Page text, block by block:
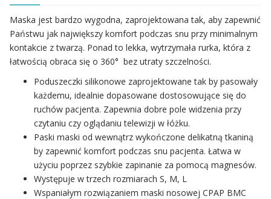
Maska jest bardzo wygodna, zaprojektowana tak, aby zapewnić
Państwu jak największy komfort podczas snu przy minimalnym
kontakcie z twarzą. Ponad to lekka, wytrzymała rurka, która z
łatwością obraca się o 360° bez utraty szczelności.
Poduszeczki silikonowe zaprojektowane tak by pasowały
każdemu, idealnie dopasowane dostosowujące się do
ruchów pacjenta. Zapewnia dobre pole widzenia przy
czytaniu czy oglądaniu telewizji w łóżku.
Paski maski od wewnątrz wykończone delikatną tkaniną
by zapewnić komfort podczas snu pacjenta. Łatwa w
użyciu poprzez szybkie zapinanie za pomocą magnesów.
Występuje w trzech rozmiarach S, M, L
Wspaniałym rozwiązaniem maski nosowej CPAP BMC